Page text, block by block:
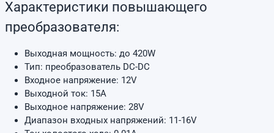
Характеристики повышающего
преобразователя:
Выходная мощность: до 420W
Тип: преобразователь DC-DC
Входное напряжение: 12V
Выходной ток: 15A
Выходное напряжение: 28V
Диапазон входных напряжений: 11-16V